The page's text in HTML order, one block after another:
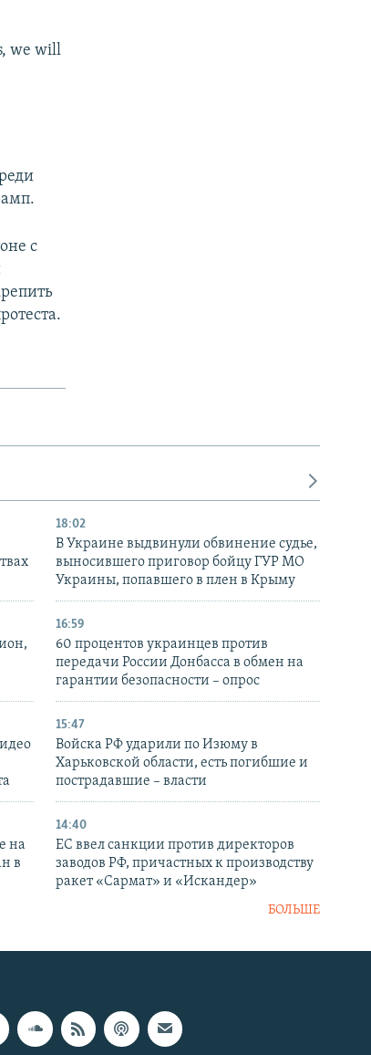
we will
с
18:02
В Украине выдвинули обвинение судье,
выносившего приговор бойцу ГУР МО
Украины, попавшего в плен в Крыму
16:59
60 процентов украинцев против
передачи России Донбасса в обмен на
гарантии безопасности – опрос
15:47
Войска РФ ударили по Изюму в
Харьковской области, есть погибшие и
пострадавшие – власти
на
в
14:40
ЕС ввел санкции против директоров
заводов РФ, причастных к производству
ракет «Сармат» и «Искандер»
БОЛЬШЕ